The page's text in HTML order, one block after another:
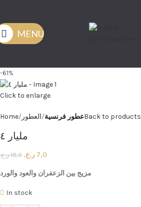
MENU
-61%
Click to enlarge
Home العطور عطور فرنسيةBack to products
مليار ٤
18,0 ر.ع. 7,0 ر.ع.
مزيج بين الزعفران والعود والورد
In stock